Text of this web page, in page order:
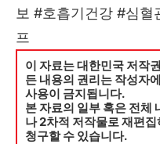
보 #호흡기건강 #심혈
프
이 자료는 대한민국 저작
든 내용의 권리는 작성자
사용이 금지됩니다.
본 자료의 일부 혹은 전체
나 2차적 저작물로 재편
청구할 수 있습니다.